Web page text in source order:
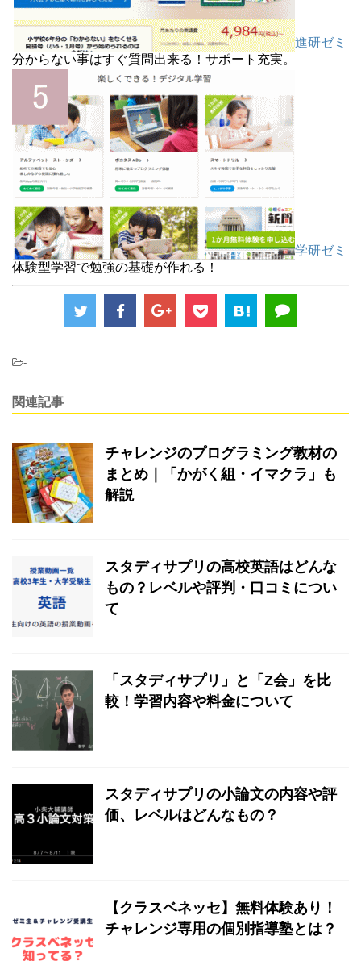
進研ゼミ
分からない事はすぐ質問出来る！サポート充実。
学研ゼミ
体験型学習で勉強の基礎が作れる！
-
関連記事
チャレンジのプログラミング教材の
まとめ｜「かがく組・イマクラ」も
解説
スタディサプリの高校英語はどんな
もの？レベルや評判・口コミについ
て
「スタディサプリ」と「Z会」を比
較！学習内容や料金について
スタディサプリの小論文の内容や評
価、レベルはどんなもの？
【クラスベネッセ】無料体験あり！
チャレンジ専用の個別指導塾とは？